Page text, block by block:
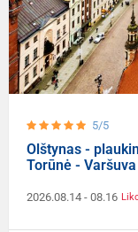
5/5
Olštynas -
Torūnė -
2026.08.14 - 08.16